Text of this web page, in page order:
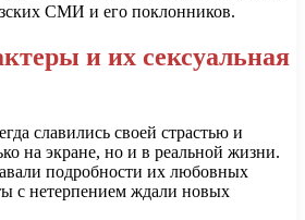
СМИ и его поклонников.
и их сексуальная
славились своей страстью и
на экране, но и в реальной жизни.
подробности их любовных
с нетерпением ждали новых